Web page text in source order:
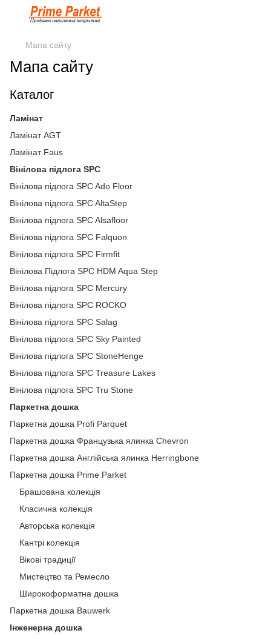
Мапа сайту
Мапа сайту
Каталог
Ламінат
Ламінат AGT
Ламінат Faus
Вінілова підлога SPC
Вінілова підлога SPC Ado Floor
Вінілова підлога SPC AltaStep
Вінілова підлога SPC Alsafloor
Вінілова підлога SPC Falquon
Вінілова підлога SPC Firmfit
Вінілова Підлога SPC HDM Aqua Step
Вінілова підлога SPC Mercury
Вінілова підлога SPC ROCKO
Вінілова підлога SPC Salag
Вінілова підлога SPC Sky Painted
Вінілова підлога SPC StoneHenge
Вінілова підлога SPC Treasure Lakes
Вінілова підлога SPC Tru Stone
Паркетна дошка
Паркетна дошка Profi Parquet
Паркетна дошка Французька ялинка Chevron
Паркетна дошка Англійська ялинка Herringbone
Паркетна дошка Prime Parket
Брашована колекція
Класична колекція
Авторська колекція
Кантрі колекція
Вікові традиції
Мистецтво та Ремесло
Широкоформатна дошка
Паркетна дошка Bauwerk
Інженерна дошка